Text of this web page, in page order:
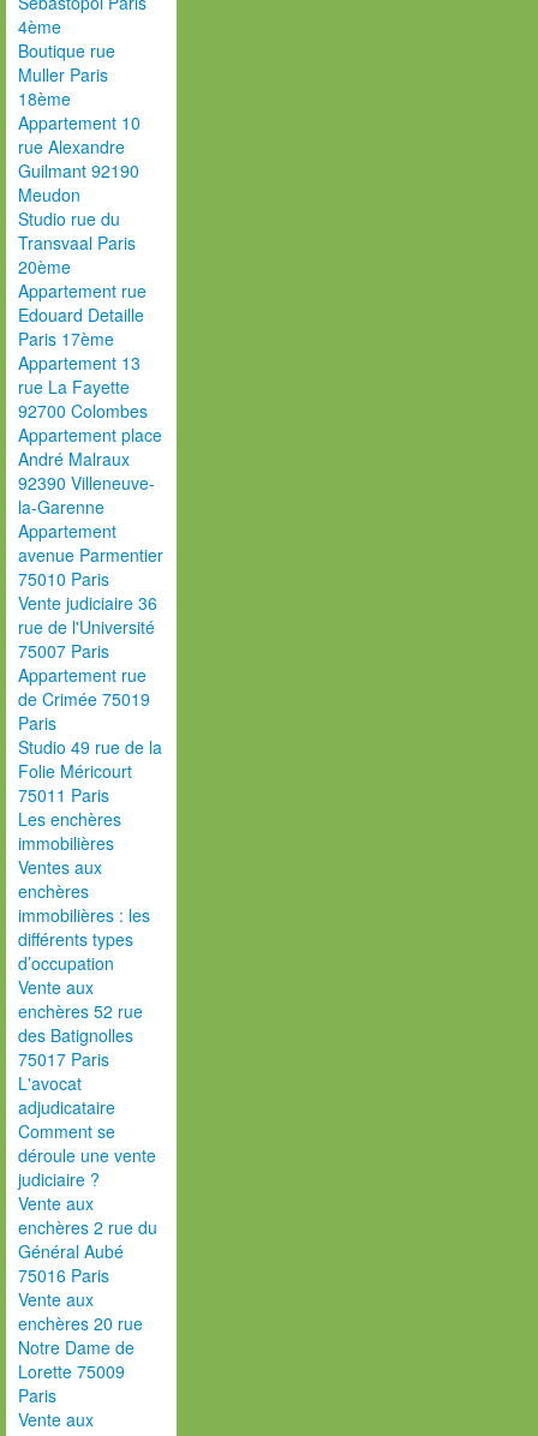
4ème
Boutique rue
Muller Paris
18ème
Appartement 10
rue Alexandre
Guilmant 92190
Meudon
Studio rue du
Transvaal Paris
20ème
Appartement rue
Edouard Detaille
Paris 17ème
Appartement 13
rue La Fayette
92700 Colombes
Appartement place
André Malraux
92390 Villeneuve-
la-Garenne
Appartement
avenue Parmentier
75010 Paris
Vente judiciaire 36
rue de l'Université
75007 Paris
Appartement rue
de Crimée 75019
Paris
Studio 49 rue de la
Folie Méricourt
75011 Paris
Les enchères
immobilières
Ventes aux
enchères
immobilières : les
différents types
d’occupation
Vente aux
enchères 52 rue
des Batignolles
75017 Paris
L'avocat
adjudicataire
Comment se
déroule une vente
judiciaire ?
Vente aux
enchères 2 rue du
Général Aubé
75016 Paris
Vente aux
enchères 20 rue
Notre Dame de
Lorette 75009
Paris
Vente aux